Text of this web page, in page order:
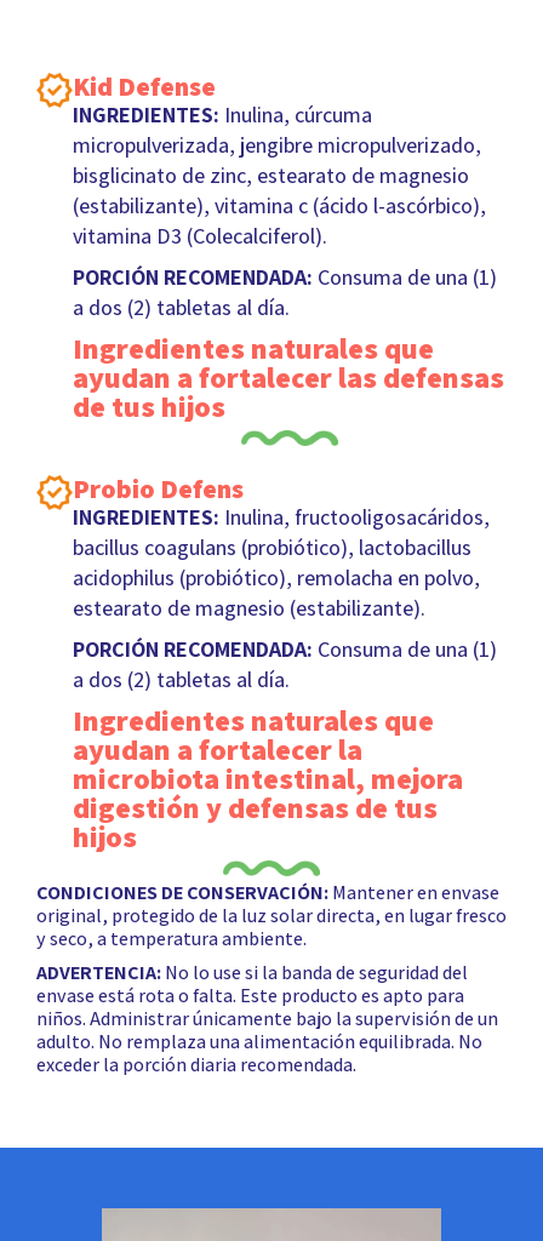
Kid Defense
INGREDIENTES: Inulina, cúrcuma
micropulverizada, jengibre micropulverizado,
bisglicinato de zinc, estearato de magnesio
(estabilizante), vitamina c (ácido l-ascórbico),
vitamina D3 (Colecalciferol).
PORCIÓN RECOMENDADA: Consuma de una (1)
a dos (2) tabletas al día.
Ingredientes naturales que
ayudan a fortalecer las defensas
de tus hijos
Probio Defens
INGREDIENTES: Inulina, fructooligosacáridos,
bacillus coagulans (probiótico), lactobacillus
acidophilus (probiótico), remolacha en polvo,
estearato de magnesio (estabilizante).
PORCIÓN RECOMENDADA: Consuma de una (1)
a dos (2) tabletas al día.
Ingredientes naturales que
ayudan a fortalecer la
microbiota intestinal, mejora
digestión y defensas de tus
hijos
CONDICIONES DE CONSERVACIÓN:Mantener en envase
original, protegido de la luz solar directa, en lugar fresco
y seco, a temperatura ambiente.
ADVERTENCIA:No lo use si la banda de seguridad del
envase está rota o falta. Este producto es apto para
niños. Administrar únicamente bajo la supervisión de un
adulto. No remplaza una alimentación equilibrada. No
exceder la porción diaria recomendada.